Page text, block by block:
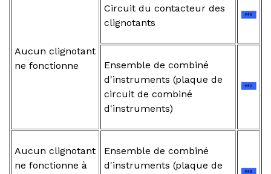
Aucun clignotant
ne fonctionne
Circuit du contacteur des
clignotants
Ensemble de combiné
d'instruments (plaque de
circuit de combiné
d'instruments)
Aucun clignotant
ne fonctionne à
Ensemble de combiné
d'instruments (plaque de